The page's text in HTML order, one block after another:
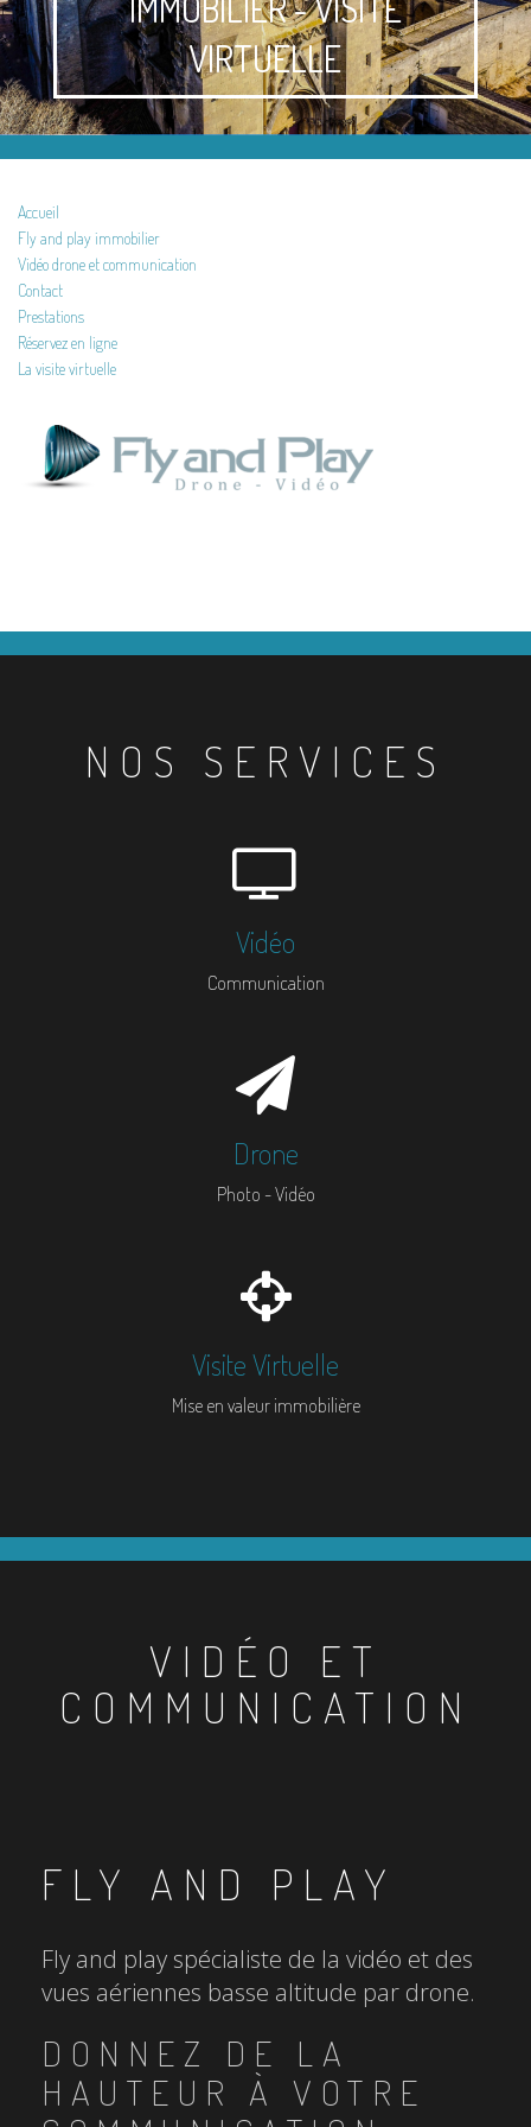
VIRTUELLE
Accueil
Fly and play immobilier
Vidéo drone et communication
Contact
Prestations
Réservez en ligne
La visite virtuelle
NOS SERVICES
Vidéo
Communication
Drone
Photo - Vidéo
Visite Virtuelle
Mise en valeur immobilière
VIDÉO ET
COMMUNICATION
FLY AND PLAY
Fly and play spécialiste de la vidéo et des
vues aériennes basse altitude par drone.
DONNEZ DE LA
HAUTEUR À VOTRE